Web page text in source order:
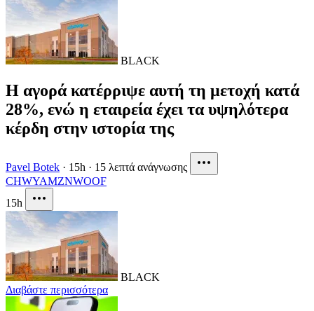
BLACK
Η αγορά κατέρριψε αυτή τη μετοχή κατά
28%, ενώ η εταιρεία έχει τα υψηλότερα
κέρδη στην ιστορία της
Pavel Botek · 15h · 15 λεπτά ανάγνωσης
CHWYAMZNWOOF
15h
BLACK
Διαβάστε περισσότερα